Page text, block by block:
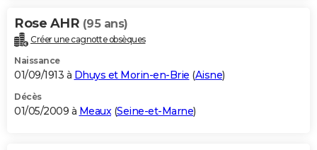
Rose AHR (95 ans)
Créer une cagnotte obsèques
Naissance
01/09/1913 à Dhuys et Morin-en-Brie (Aisne)
Décès
01/05/2009 à Meaux(Seine-et-Marne)